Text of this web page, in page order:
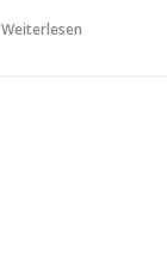
Weiterlesen